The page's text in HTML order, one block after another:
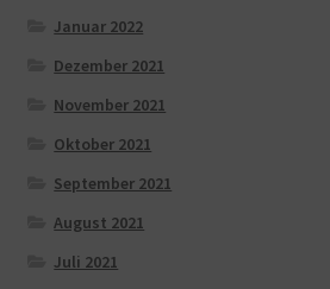
Januar 2022
Dezember 2021
November 2021
Oktober 2021
September 2021
August 2021
Juli 2021